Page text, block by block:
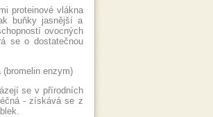
proteinové vlákna
buňky jasnější a
ovocných
se o dostatečnou
enzym)
se v přírodních
- získává se z